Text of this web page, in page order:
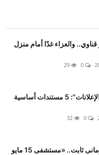
والعزاء غدًا أمام منزل
"القومي لتنظيم الإعلانات": 5 مستندات أساسية
بقيادة الدكتور رومانى ثابت.. «مستشفى 15 مايو